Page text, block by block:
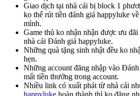
Giao dịch tại nhà cái bị block 1
ko thể rút tiền đánh giá happyluke
mình.
Game thủ ko nhận nhận được ưu
nhà cái Đánh giá happyluke.
Những quà tặng sinh nhật đều ko
hẹn.
Những account đăng nhập vào
mất tiền thưởng trong account.
Nhiều link có xuất phát từ nhà cái
happyluke hoàn thành thì ko đăng